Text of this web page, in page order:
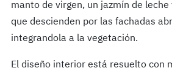
manto de virgen, un jazmín de
que descienden por las fachadas
integrandola a la vegetación.
El diseño interior está resuelto con